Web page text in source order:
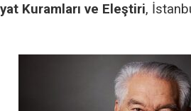
Kuramları ve Eleştiri,